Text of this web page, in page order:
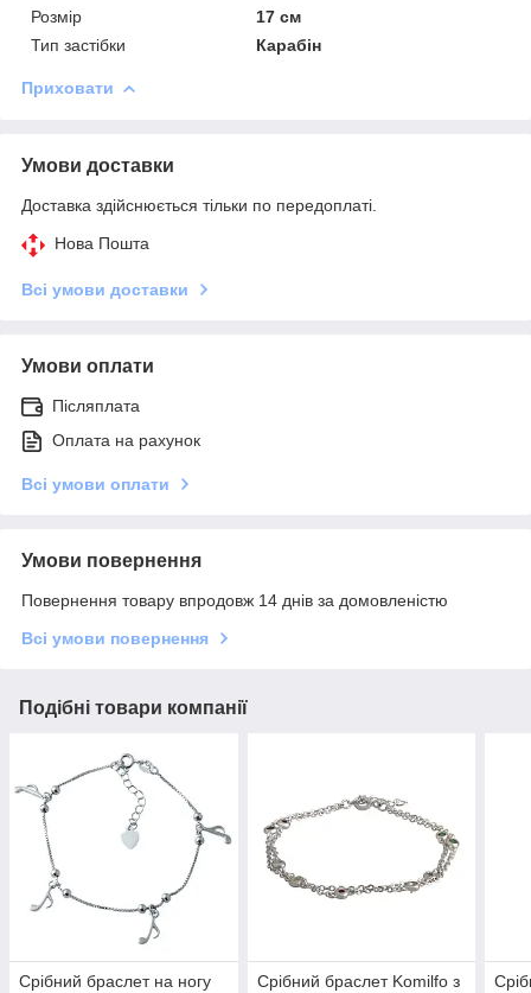
Розмір
17 см
Тип застібки
Карабін
Приховати
Умови доставки
Доставка здійснюється тільки по передоплаті.
Нова Пошта
Всі умови доставки
Умови оплати
Післяплата
Оплата на рахунок
Всі умови оплати
Умови повернення
Повернення товару впродовж 14 днів за домовленістю
Всі умови повернення
Подібні товари компанії
Срібний браслет на ногу
Срібний браслет Komilfo з